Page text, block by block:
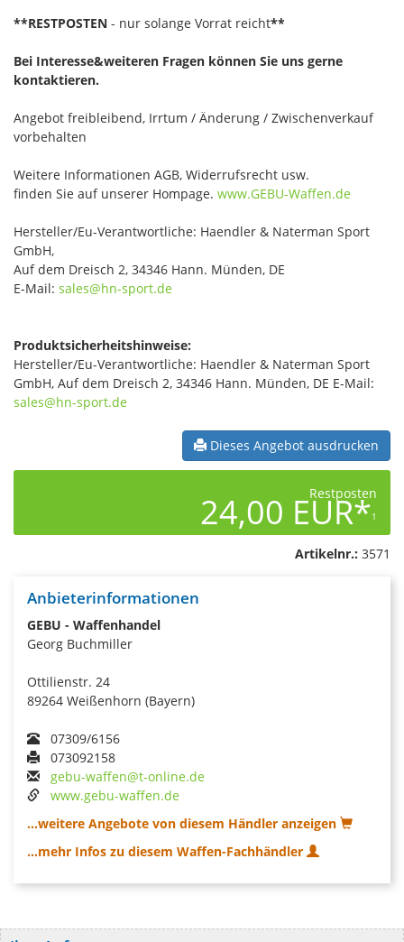
**RESTPOSTEN - nur solange Vorrat reicht**
Bei Interesse&weiteren Fragen können Sie uns gerne
kontaktieren.
Angebot freibleibend, Irrtum / Änderung / Zwischenverkauf
vorbehalten
Weitere Informationen AGB, Widerrufsrecht usw.
finden Sie auf unserer Hompage. www.GEBU-Waffen.de
Hersteller/Eu-Verantwortliche: Haendler & Naterman Sport
GmbH,
Auf dem Dreisch 2, 34346 Hann. Münden, DE
E-Mail: sales@hn-sport.de
Produktsicherheitshinweise:
Hersteller/Eu-Verantwortliche: Haendler & Naterman Sport
GmbH, Auf dem Dreisch 2, 34346 Hann. Münden, DE E-Mail:
sales@hn-sport.de
Dieses Angebot ausdrucken
Restposten
24,00 EUR*1
Artikelnr.: 3571
Anbieterinformationen
GEBU - Waffenhandel
Georg Buchmiller
Ottilienstr. 24
89264 Weißenhorn (Bayern)
07309/6156
073092158
gebu-waffen@t-online.de
www.gebu-waffen.de
...weitere Angebote von diesem Händler anzeigen
...mehr Infos zu diesem Waffen-Fachhändler